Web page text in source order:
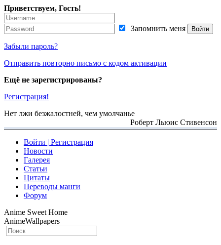
Приветствуем, Гость!
Запомнить меня
Забыли пароль?
Отправить повторно письмо с кодом активации
Ещё не зарегистрированы?
Регистрация!
Нет лжи безжалостней, чем умолчанье
Роберт Льюис Стивенсон
Войти | Регистрация
Новости
Галерея
Статьи
Цитаты
Переводы манги
Форум
Anime Sweet Home
AnimeWallpapers